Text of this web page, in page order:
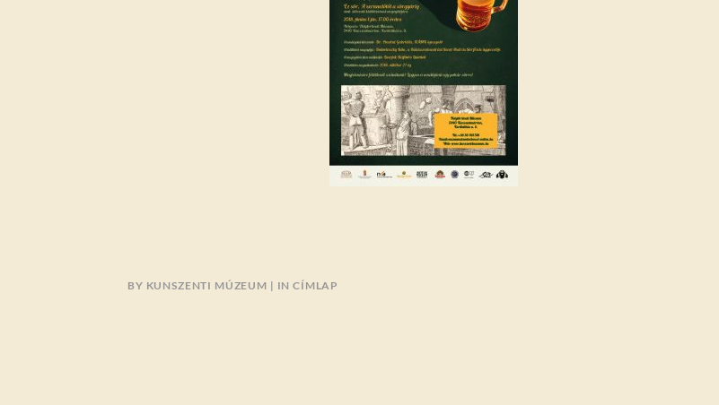
BY KUNSZENTI MÚZEUM INCÍMLAP